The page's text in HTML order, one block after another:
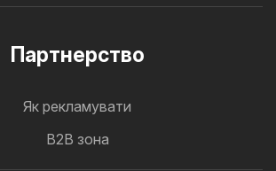
Партнерство
Як рекламувати
B2B зона